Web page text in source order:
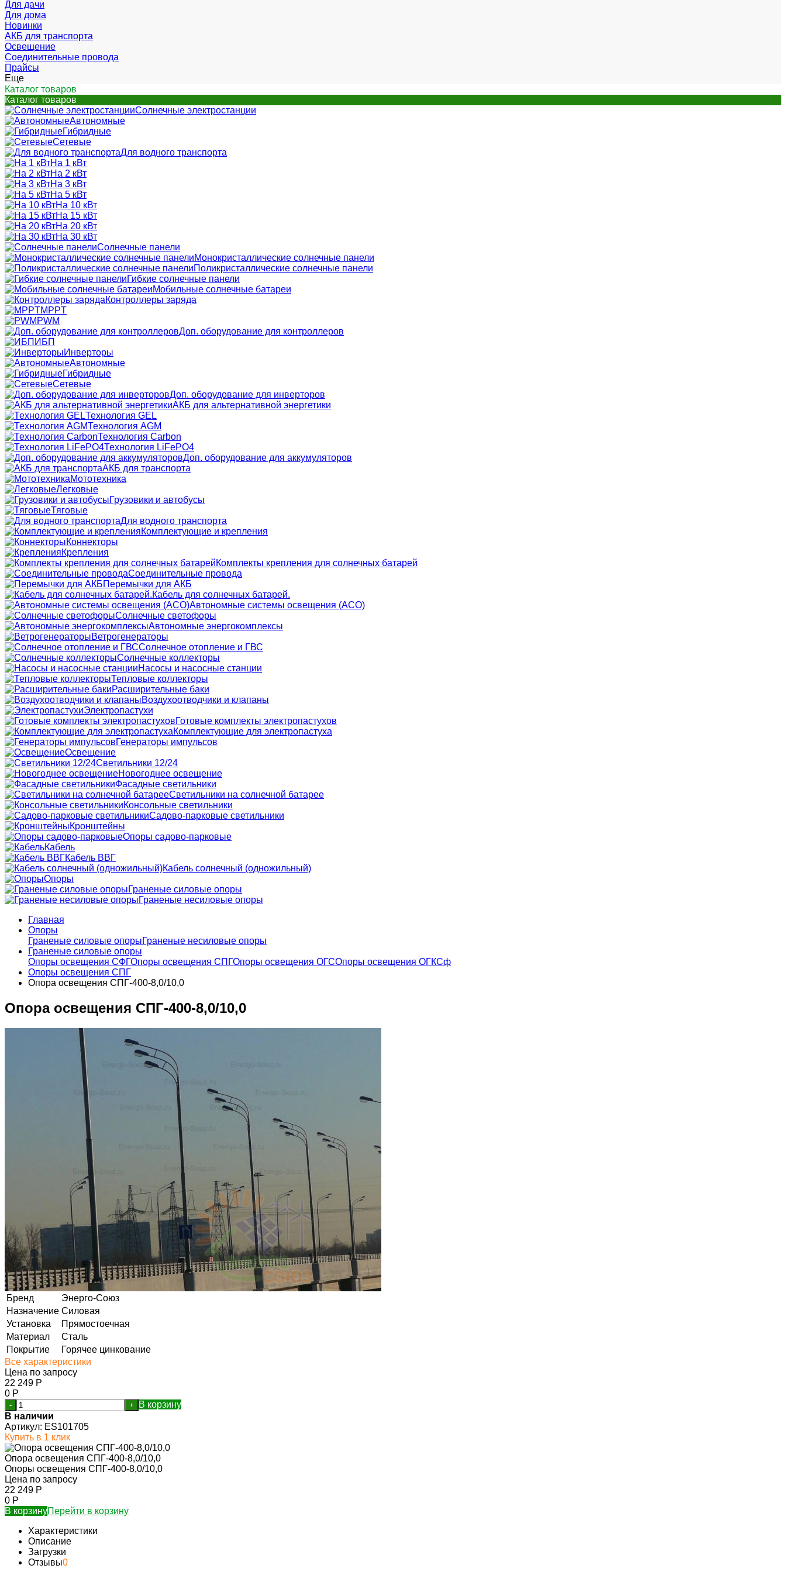
Для дачи
Для дома
Новинки
АКБ для транспорта
Освещение
Соединительные провода
Прайсы
Еще
Каталог товаров
Каталог товаров
Солнечные электростанции
Автономные
Гибридные
Сетевые
Для водного транспорта
На 1 кВт
На 2 кВт
На 3 кВт
На 5 кВт
На 10 кВт
На 15 кВт
На 20 кВт
На 30 кВт
Солнечные панели
Монокристаллические солнечные панели
Поликристаллические солнечные панели
Гибкие солнечные панели
Мобильные солнечные батареи
Контроллеры заряда
MPPT
PWM
Доп. оборудование для контроллеров
ИБП
Инверторы
Автономные
Гибридные
Сетевые
Доп. оборудование для инверторов
АКБ для альтернативной энергетики
Технология GEL
Технология AGM
Технология Carbon
Технология LiFePO4
Доп. оборудование для аккумуляторов
АКБ для транспорта
Мототехника
Легковые
Грузовики и автобусы
Тяговые
Для водного транспорта
Комплектующие и крепления
Коннекторы
Крепления
Комплекты крепления для солнечных батарей
Соединительные провода
Перемычки для АКБ
Кабель для солнечных батарей.
Автономные системы освещения (АСО)
Солнечные светофоры
Автономные энергокомплексы
Ветрогенераторы
Солнечное отопление и ГВС
Солнечные коллекторы
Насосы и насосные станции
Тепловые коллекторы
Расширительные баки
Воздухоотводчики и клапаны
Электропастухи
Готовые комплекты электропастухов
Комплектующие для электропастуха
Генераторы импульсов
Освещение
Светильники 12/24
Новогоднее освещение
Фасадные светильники
Светильники на солнечной батарее
Консольные светильники
Садово-парковые светильники
Кронштейны
Опоры садово-парковые
Кабель
Кабель ВВГ
Кабель солнечный (одножильный)
Опоры
Граненые силовые опоры
Граненые несиловые опоры
Главная
Опоры
Граненые силовые опорыГраненые несиловые опоры
Граненые силовые опоры
Опоры освещения СФГОпоры освещения СПГОпоры освещения ОГСОпоры освещения ОГКСф
Опоры освещения СПГ
Опора освещения СПГ-400-8,0/10,0
Опора освещения СПГ-400-8,0/10,0
Бренд
Энерго-Союз
Назначение Силовая
Установка
Прямостоечная
Материал
Сталь
Покрытие
Горячее цинкование
Все характеристики
Цена по запросу
22 249 Р
0 Р
- +
В корзину
В наличии
Артикул: ES101705
Купить в 1 клик
Опора освещения СПГ-400-8,0/10,0
Опоры освещения СПГ-400-8,0/10,0
Цена по запросу
22 249 Р
0 Р
В корзинуПерейти в корзину
Характеристики
Описание
Загрузки
Отзывы0